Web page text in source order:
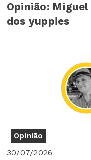
Opinião:
dos yuppies
Opinião
30/07/2026